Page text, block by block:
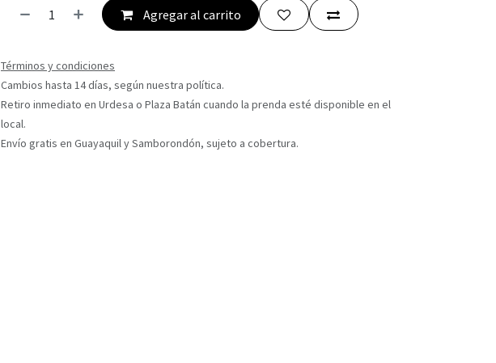
Agregar al carrito
Términos y condiciones
Cambios hasta 14 días, según nuestra política.
Retiro inmediato en Urdesa o Plaza Batán cuando la prenda esté disponible en el
local.
Envío gratis en Guayaquil y Samborondón, sujeto a cobertura.